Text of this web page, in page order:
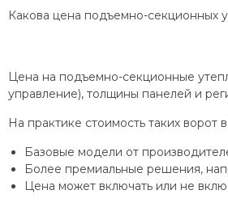
Какова цена подъемно-секционных
Цена на подъемно-секционные
управление), толщины панелей и
На практике стоимость таких ворот
Базовые модели от
Более премиальные решения,
Цена может включать или не